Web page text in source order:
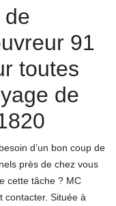
de
91
toutes
de
d’un bon coup de
près de chez vous
cette tâche ? MC
contacter. Située à